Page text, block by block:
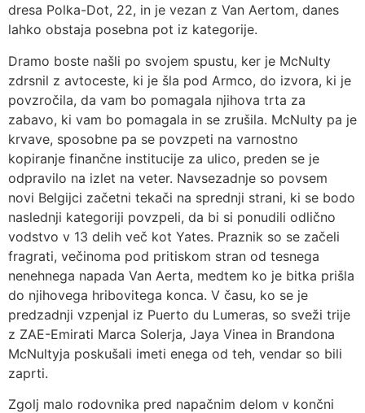
dresa Polka-Dot, 22, in je vezan z Van Aertom, danes
lahko obstaja posebna pot iz kategorije.
Dramo boste našli po svojem spustu, ker je McNulty
zdrsnil z avtoceste, ki je šla pod Armco, do izvora, ki je
povzročila, da vam bo pomagala njihova trta za
zabavo, ki vam bo pomagala in se zrušila. McNulty pa je
krvave, sposobne pa se povzpeti na varnostno
kopiranje finančne institucije za ulico, preden se je
odpravilo na izlet na veter. Navsezadnje so povsem
novi Belgijci začetni tekači na sprednji strani, ki se bodo
naslednji kategoriji povzpeli, da bi si ponudili odlično
vodstvo v 13 delih več kot Yates. Praznik so se začeli
fragrati, večinoma pod pritiskom stran od tesnega
nenehnega napada Van Aerta, medtem ko je bitka prišla
do njihovega hribovitega konca. V času, ko se je
predzadnji vzpenjal iz Puerto du Lumeras, so sveži trije
z ZAE-Emirati Marca Solerja, Jaya Vinea in Brandona
McNultyja poskušali imeti enega od teh, vendar so bili
zaprti.
Zgolj malo rodovnika pred napačnim delom v končni